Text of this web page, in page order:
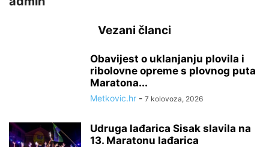
Vezani članci
Obavijest o uklanjanju plovila i
ribolovne opreme s plovnog puta
Maratona...
Metkovic.hr - 7 kolovoza, 2026
Udruga lađarica Sisak slavila na
13. Maratonu lađarica